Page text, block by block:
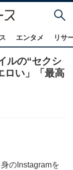
エンタメ リサ
ルの“セクシ
ロい」「最高
のInstagramを